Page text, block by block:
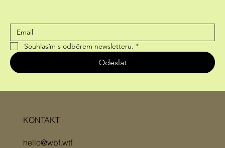
Souhlasím s odběrem newsletteru. *
Odeslat
KONTAKT
hello@wbf.wtf